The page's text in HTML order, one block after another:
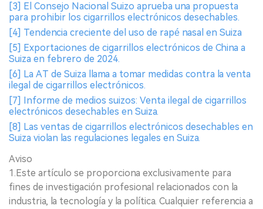
[3] El Consejo Nacional Suizo aprueba una propuesta
para prohibir los cigarrillos electrónicos desechables.
[4] Tendencia creciente del uso de rapé nasal en Suiza
[5] Exportaciones de cigarrillos electrónicos de China a
Suiza en febrero de 2024.
[6] La AT de Suiza llama a tomar medidas contra la venta
ilegal de cigarrillos electrónicos.
[7] Informe de medios suizos: Venta ilegal de cigarrillos
electrónicos desechables en Suiza.
[8] Las ventas de cigarrillos electrónicos desechables en
Suiza violan las regulaciones legales en Suiza.
Aviso
1.Este artículo se proporciona exclusivamente para
fines de investigación profesional relacionados con la
industria, la tecnología y la política. Cualquier referencia a